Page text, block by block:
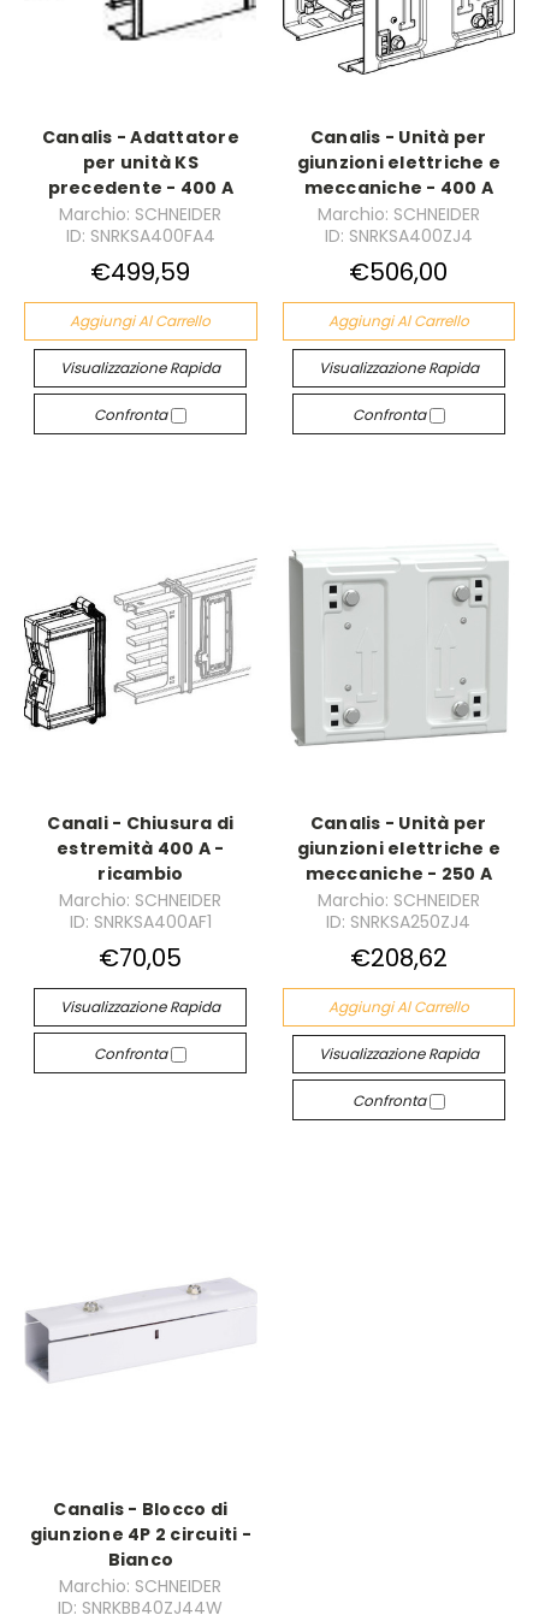
Canalis - Adattatore
per unità KS
precedente - 400 A
Marchio: SCHNEIDER
ID: SNRKSA400FA4
€499,59
Aggiungi Al Carrello
Visualizzazione Rapida
Confronta
Canalis - Unità per
giunzioni elettriche e
meccaniche - 400 A
Marchio: SCHNEIDER
ID: SNRKSA400ZJ4
€506,00
Aggiungi Al Carrello
Visualizzazione Rapida
Confronta
Canali - Chiusura di
estremità 400 A -
ricambio
Marchio: SCHNEIDER
ID: SNRKSA400AF1
€70,05
Visualizzazione Rapida
Confronta
Canalis - Unità per
giunzioni elettriche e
meccaniche - 250 A
Marchio: SCHNEIDER
ID: SNRKSA250ZJ4
€208,62
Aggiungi Al Carrello
Visualizzazione Rapida
Confronta
Canalis - Blocco di
giunzione 4P 2 circuiti -
Bianco
Marchio: SCHNEIDER
ID: SNRKBB40ZJ44W